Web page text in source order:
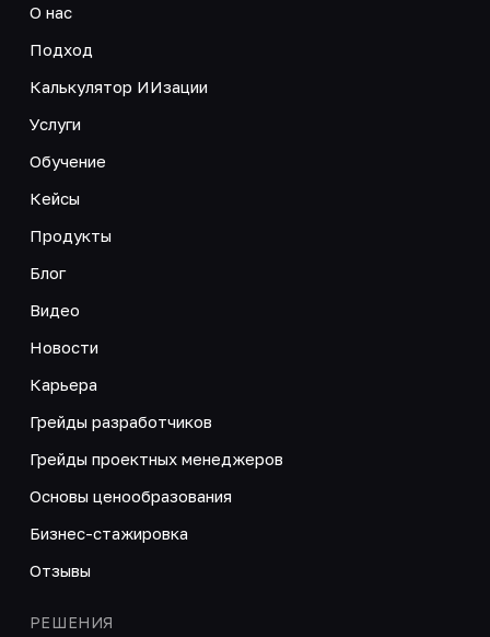
О нас
Подход
Калькулятор ИИзации
Услуги
Обучение
Кейсы
Продукты
Блог
Видео
Новости
Карьера
Грейды разработчиков
Грейды проектных менеджеров
Основы ценообразования
Бизнес-стажировка
Отзывы
РЕШЕНИЯ